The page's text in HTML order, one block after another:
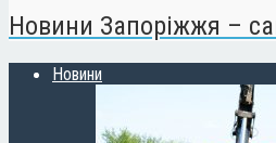
Новини Запоріжжя –
Новини